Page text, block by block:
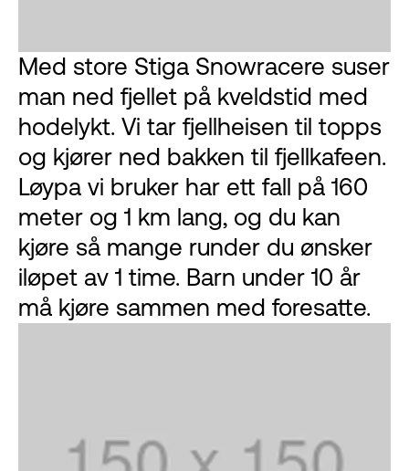
Med store Stiga Snowracere suser
man ned fjellet på kveldstid med
hodelykt. Vi tar fjellheisen til topps
og kjører ned bakken til fjellkafeen.
Løypa vi bruker har ett fall på 160
meter og 1 km lang, og du kan
kjøre så mange runder du ønsker
iløpet av 1 time. Barn under 10 år
må kjøre sammen med foresatte.